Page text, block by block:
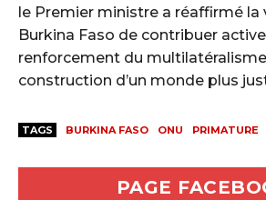
le Premier ministre a réaffirmé la
Burkina Faso de contribuer
renforcement du
construction d’un monde plus
TAGS BURKINA FASO ONU PRIMATURE
PAGE